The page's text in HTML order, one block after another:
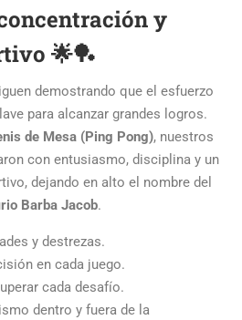
y
🌟🏓
demostrando que el esfuerzo
para alcanzar grandes logros.
de Mesa (Ping Pong), nuestros
con entusiasmo, disciplina y un
dejando en alto el nombre del
Barba Jacob.
y destrezas.
en cada juego.
cada desafío.
dentro y fuera de la